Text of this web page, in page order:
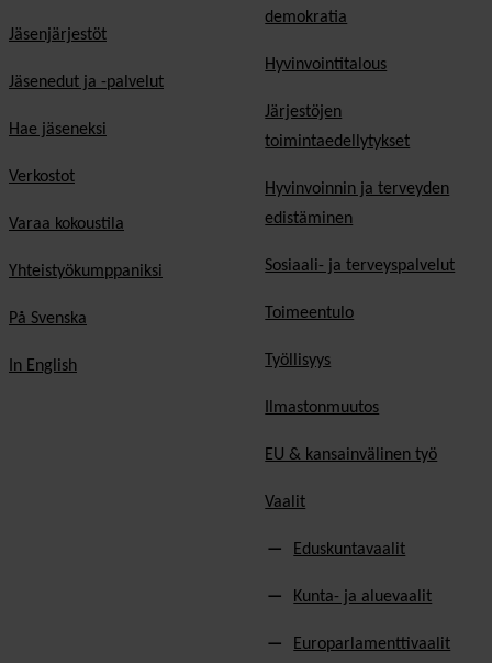
Jäsenjärjestöt
Jäsenedut ja -palvelut
Hae jäseneksi
Verkostot
Varaa kokoustila
Yhteistyökumppaniksi
På Svenska
In English
demokratia
Hyvinvointitalous
Järjestöjen
toimintaedellytykset
Hyvinvoinnin ja terveyden
edistäminen
Sosiaali- ja terveyspalvelut
Toimeentulo
Työllisyys
Ilmastonmuutos
EU & kansainvälinen työ
Vaalit
Eduskuntavaalit
Kunta- ja aluevaalit
Europarlamenttivaalit